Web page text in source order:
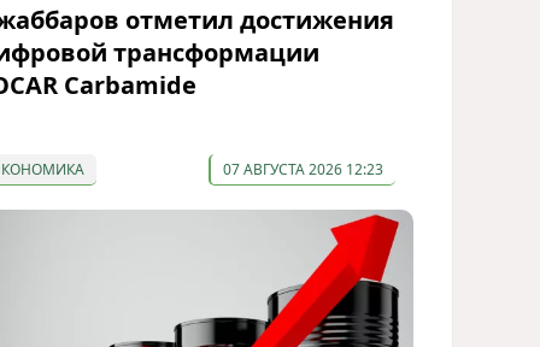
отметил достижения
трансформации
Carbamide
07 АВГУСТА 2026 12:23